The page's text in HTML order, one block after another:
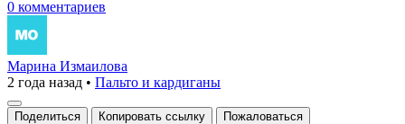
0 комментариев
Марина Измаилова
2 года назад • Пальто и кардиганы
Поделиться Копировать ссылку Пожаловаться